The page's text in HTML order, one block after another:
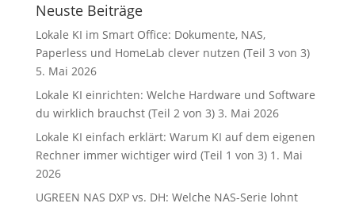
Neuste Beiträge
Lokale KI im Smart Office: Dokumente, NAS,
Paperless und HomeLab clever nutzen (Teil 3 von 3)
5. Mai 2026
Lokale KI einrichten: Welche Hardware und Software
du wirklich brauchst (Teil 2 von 3) 3. Mai 2026
Lokale KI einfach erklärt: Warum KI auf dem eigenen
Rechner immer wichtiger wird (Teil 1 von 3) 1. Mai
2026
UGREEN NAS DXP vs. DH: Welche NAS-Serie lohnt